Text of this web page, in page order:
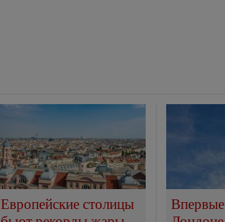
Европейские столицы
Впервые